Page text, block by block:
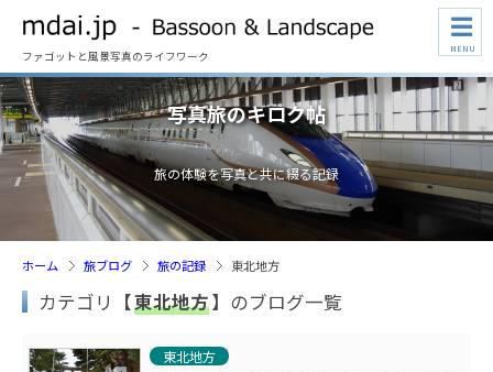
ファゴットと風景写真のライフワーク
☰
MENU
写真旅のキロク帖
旅の体験を写真と共に綴る記録
ホーム 旅ブログ 旅の記録 東北地方
カテゴリ【東北地方】のブログ一覧
東北地方